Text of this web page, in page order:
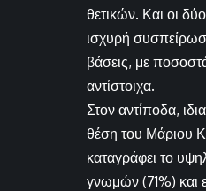
θετικών. Και οι
ισχυρή
βάσεις, με
αντίστοιχα.
Στον αντίποδα,
θέση του Μάριου
καταγράφει το
γνωμών (71%) και